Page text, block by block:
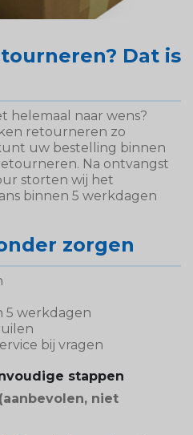
Dat is
helemaal naar wens?
retourneren zo
uw bestelling binnen
Na ontvangst
storten wij het
binnen 5 werkdagen
zorgen
5 werkdagen
bij vragen
stappen
niet